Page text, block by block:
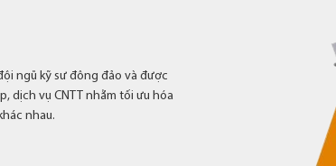
ngũ kỹ sư đông đảo và được
dịch vụ CNTT nhằm tối ưu hóa
nhau.